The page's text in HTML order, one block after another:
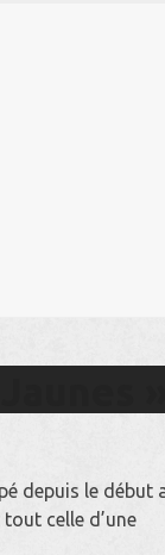
depuis le début
celle d’une